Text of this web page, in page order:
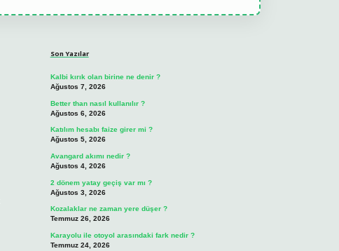
Son Yazılar
Kalbi kırık olan birine ne denir ?
Ağustos 7, 2026
Better than nasıl kullanılır ?
Ağustos 6, 2026
Katılım hesabı faize girer mi ?
Ağustos 5, 2026
Avangard akımı nedir ?
Ağustos 4, 2026
2 dönem yatay geçiş var mı ?
Ağustos 3, 2026
Kozalaklar ne zaman yere düşer ?
Temmuz 26, 2026
Karayolu ile otoyol arasındaki fark nedir ?
Temmuz 24, 2026